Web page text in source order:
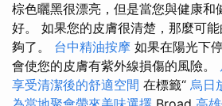
棕色曬黑很漂亮，但是當您與健康和
好。 如果您的皮膚很清楚，那麼可
夠了。 台中精油按摩 如果在陽光下
會使您的皮膚有紫外線損傷的風險。
享受清潔後的舒適空間 在標籤“ 烏日